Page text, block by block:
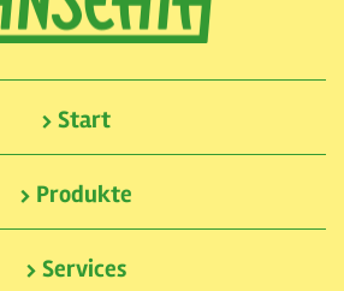
Start
Produkte
Services